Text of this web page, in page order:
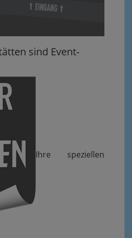
sind Event-
Ihre speziellen